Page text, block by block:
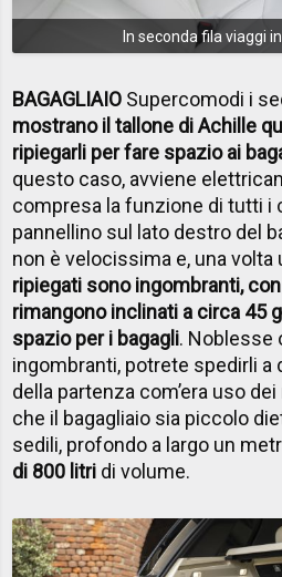
In seconda fila viaggi
BAGAGLIAIO Supercomodi i
mostrano il tallone di Achille
ripiegarli per fare spazio ai
questo caso, avviene
compresa la funzione di tutti i
pannellino sul lato destro del
non è velocissima e, una volta
ripiegati sono ingombranti,
rimangono inclinati a circa 45
spazio per i bagagli. Noblesse
ingombranti, potrete spedirli a
della partenza com’era uso
che il bagagliaio sia piccolo
sedili, profondo a largo un
di 800 litri di volume.